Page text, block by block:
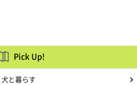
Pick Up!
犬と暮らす